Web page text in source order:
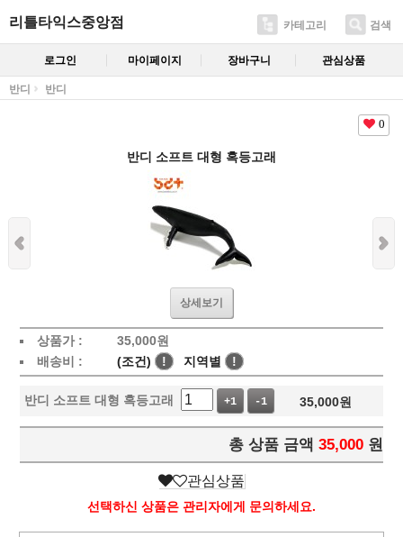
리틀타익스중앙점 카테고리 검색
로그인 마이페이지 장바구니 관심상품
반디 반디
0
반디 소프트 대형 혹등고래
상세보기
상품가 : 35,000원
배송비 :
(조건) ! 지역별 !
반디 소프트 대형 혹등고래 +1 -1 35,000원
총 상품 금액 35,000 원
관심상품
선택하신 상품은 관리자에게 문의하세요.